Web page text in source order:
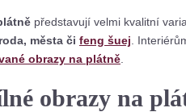
představují velmi kvalitní
města či feng šuej .
obrazy na plátně
obrazy na